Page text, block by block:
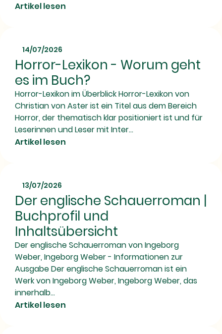
Artikel lesen
14/07/2026
Horror-Lexikon - Worum geht
es im Buch?
Horror-Lexikon im Überblick Horror-Lexikon von
Christian von Aster ist ein Titel aus dem Bereich
Horror, der thematisch klar positioniert ist und für
Leserinnen und Leser mit Inter...
Artikel lesen
13/07/2026
Der englische Schauerroman |
Buchprofil und
Inhaltsübersicht
Der englische Schauerroman von Ingeborg
Weber, Ingeborg Weber - Informationen zur
Ausgabe Der englische Schauerroman ist ein
Werk von Ingeborg Weber, Ingeborg Weber, das
innerhalb...
Artikel lesen